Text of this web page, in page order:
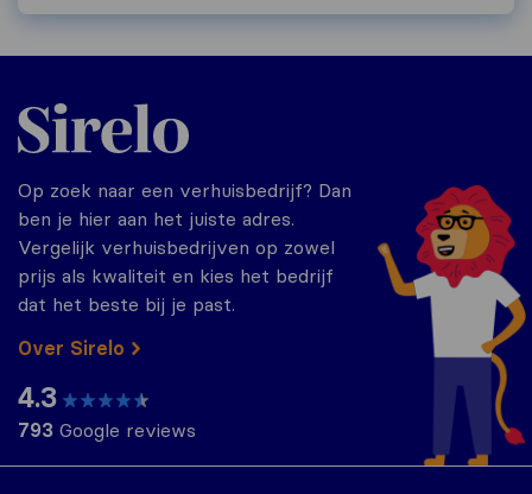
Sirelo.nl
Op zoek naar een verhuisbedrijf? Dan
ben je hier aan het juiste adres.
Vergelijk verhuisbedrijven op zowel
prijs als kwaliteit en kies het bedrijf
dat het beste bij je past.
Over Sirelo
4.3
793 Google reviews